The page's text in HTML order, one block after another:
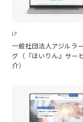
LP
一般社団法人アジルラ
グ（『ほいりん』サー
介）